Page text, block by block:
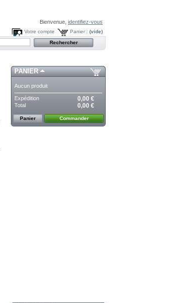
Bienvenue, identifiez-vous
Panier : (vide)
Votre compte
PANIER
Aucun produit
Expédition 0,00 €
Total 0,00 €
Panier Commander